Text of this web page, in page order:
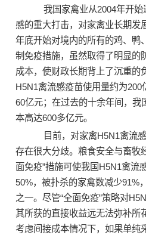
我国家禽业从2004年开始
感的重大打击，对家禽业长期发
年底开始对境内的所有的鸡、鸭
制免疫措施，虽然取得了明显的
成本，使财政长期背上了沉重的
H5N1禽流感疫苗使用量约为
60亿元；在过去的十余年间，我
本高达600多亿元。
目前，对家禽H5N1禽流
存在很大分歧。粮食安全与畜牧
面免疫”措施可使我国H5N1禽流
50%，被扑杀的家禽数减少91%
之一。尽管“全面免疫”策略对
其所获的直接收益远无法弥补所
考虑间接成本情况下，如果单纯